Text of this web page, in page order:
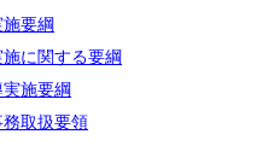
要綱
に関する要綱
施要綱
取扱要領